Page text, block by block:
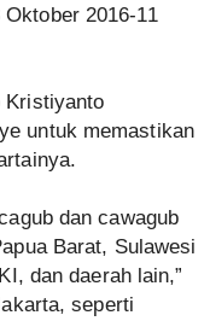
2016-11
Kristiyanto
untuk memastikan
dan cawagub
Barat, Sulawesi
dan daerah lain,”
seperti